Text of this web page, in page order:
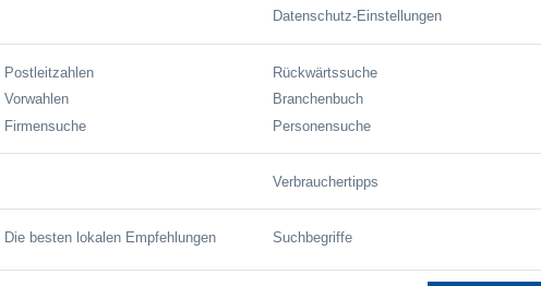
Datenschutz-Einstellungen
Postleitzahlen
Vorwahlen
Firmensuche
Rückwärtssuche
Branchenbuch
Personensuche
Verbrauchertipps
Die besten lokalen Empfehlungen Suchbegriffe